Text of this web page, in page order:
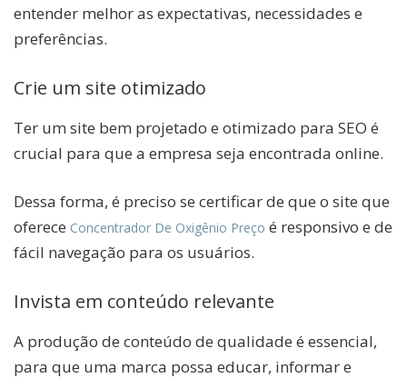
entender melhor as expectativas, necessidades e
preferências.
Crie um site otimizado
Ter um site bem projetado e otimizado para SEO é
crucial para que a empresa seja encontrada online.
Dessa forma, é preciso se certificar de que o site que
oferece Concentrador De Oxigênio Preço é responsivo e de
fácil navegação para os usuários.
Invista em conteúdo relevante
A produção de conteúdo de qualidade é essencial,
para que uma marca possa educar, informar e